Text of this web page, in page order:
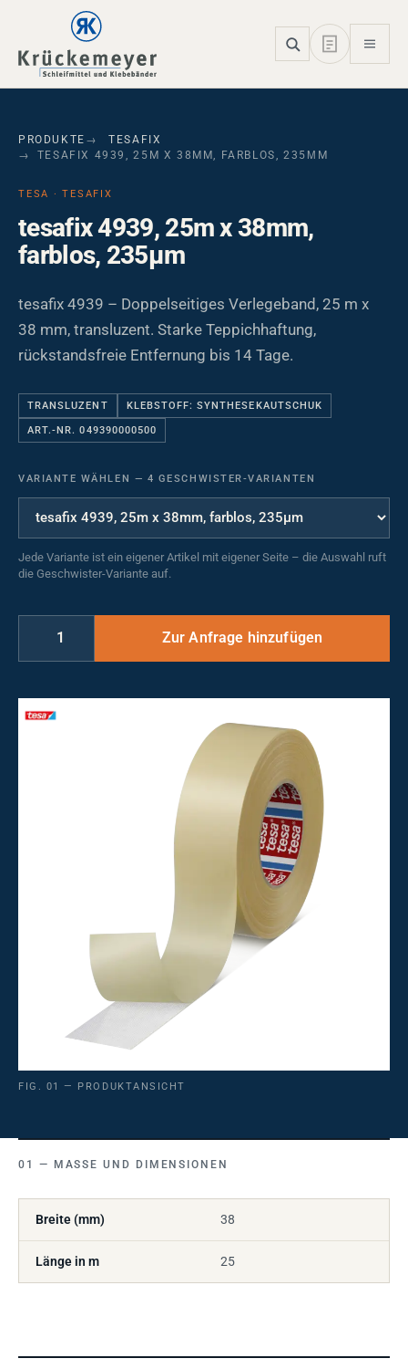
Skip to main navigation
Skip to main content
Skip to page footer
PRODUKTE
TESAFIX
TESAFIX 4939, 25M X 38MM, FARBLOS, 235ΜM
TESA · TESAFIX
tesafix 4939, 25m x 38mm,
farblos, 235µm
tesafix 4939 – Doppelseitiges Verlegeband, 25 m x
38 mm, transluzent. Starke Teppichhaftung,
rückstandsfreie Entfernung bis 14 Tage.
TRANSLUZENT KLEBSTOFF: SYNTHESEKAUTSCHUK
ART.-NR. 049390000500
VARIANTE WÄHLEN — 4 GESCHWISTER-VARIANTEN
Jede Variante ist ein eigener Artikel mit eigener Seite – die Auswahl ruft
die Geschwister-Variante auf.
FIG. 01 — PRODUKTANSICHT
MASSE UND DIMENSIONEN
Breite (mm) 38
Länge in m 25